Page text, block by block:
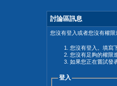
討論區訊息
您沒有登入或者您沒有權
您沒有登入。填寫
您沒有足夠的權限
如果您正在嘗試發
登入